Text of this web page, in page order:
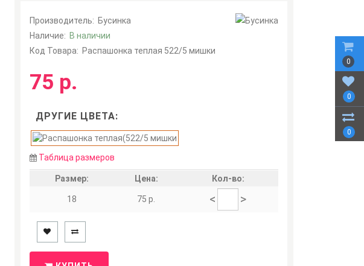
0
0
0
Производитель: Бусинка
Наличие: В наличии
Код Товара: Распашонка теплая 522/5 мишки
75 р.
ДРУГИЕ ЦВЕТА:
Таблица размеров
Размер: Цена: Кол-во:
18 75 р. < >